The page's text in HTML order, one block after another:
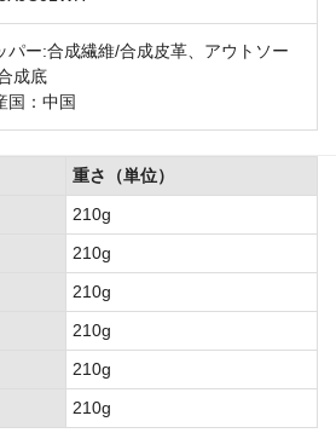
パー:合成繊維/合成皮革、アウトソー
成底
国：中国
重さ（単位）
210g
210g
210g
210g
210g
210g